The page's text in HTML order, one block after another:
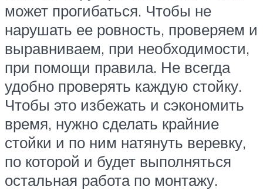
может прогибаться. Чтобы не
нарушать ее ровность, проверяем и
выравниваем, при необходимости,
при помощи правила. Не всегда
удобно проверять каждую стойку.
Чтобы это избежать и сэкономить
время, нужно сделать крайние
стойки и по ним натянуть веревку,
по которой и будет выполняться
остальная работа по монтажу.